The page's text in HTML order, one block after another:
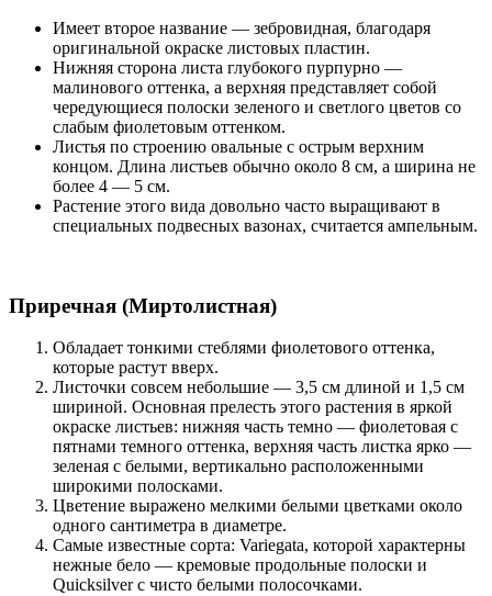
Имеет второе название — зебровидная, благодаря
оригинальной окраске листовых пластин.
Нижняя сторона листа глубокого пурпурно —
малинового оттенка, а верхняя представляет собой
чередующиеся полоски зеленого и светлого цветов со
слабым фиолетовым оттенком.
Листья по строению овальные с острым верхним
концом. Длина листьев обычно около 8 см, а ширина не
более 4 — 5 см.
Растение этого вида довольно часто выращивают в
специальных подвесных вазонах, считается ампельным.
Приречная (Миртолистная)
Обладает тонкими стеблями фиолетового оттенка,
которые растут вверх.
Листочки совсем небольшие — 3,5 см длиной и 1,5 см
шириной. Основная прелесть этого растения в яркой
окраске листьев: нижняя часть темно — фиолетовая с
пятнами темного оттенка, верхняя часть листка ярко —
зеленая с белыми, вертикально расположенными
широкими полосками.
Цветение выражено мелкими белыми цветками около
одного сантиметра в диаметре.
Самые известные сорта: Variegata, которой характерны
нежные бело — кремовые продольные полоски и
Quicksilver с чисто белыми полосочками.